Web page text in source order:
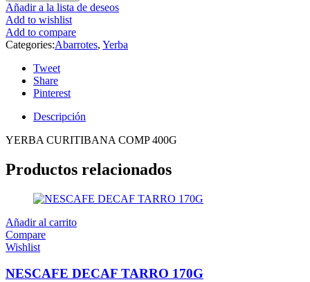
Añadir a la lista de deseos
Add to wishlist
Add to compare
Categories:Abarrotes, Yerba
Tweet
Share
Pinterest
Descripción
YERBA CURITIBANA COMP 400G
Productos relacionados
Añadir al carrito
Compare
Wishlist
NESCAFE DECAF TARRO 170G